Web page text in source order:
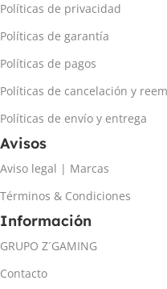
Políticas de privacidad
Políticas de garantía
Políticas de pagos
Políticas de cancelación y
Políticas de envío y entrega
Avisos
Aviso legal | Marcas
Términos & Condiciones
Información
GRUPO Z´GAMING
Contacto